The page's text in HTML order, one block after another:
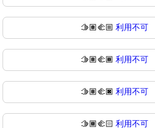
🫱🏽‍🫲🏼 利用不可
🫱🏽‍🫲🏾 利用不可
🫱🏽‍🫲🏿 利用不可
🫱🏾‍🫲🏻 利用不可